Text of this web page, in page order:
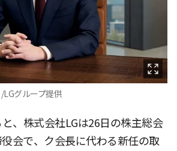
LGグループ提供
、株式会社LGは26日の株主総会
会で、ク会長に代わる新任の取